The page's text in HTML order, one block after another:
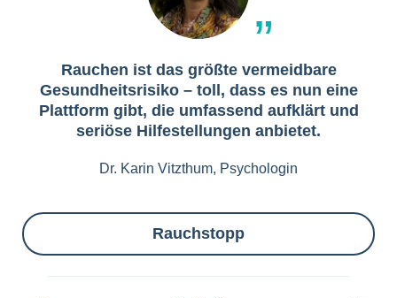
Rauchen ist das größte vermeidbare
Gesundheitsrisiko – toll, dass es nun eine
Plattform gibt, die umfassend aufklärt und
seriöse Hilfestellungen anbietet.
Dr. Karin Vitzthum, Psychologin
Rauchstopp